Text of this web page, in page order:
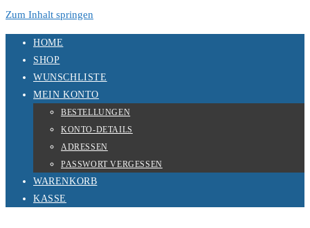
Zum Inhalt springen
HOME
SHOP
WUNSCHLISTE
MEIN KONTO
BESTELLUNGEN
KONTO-DETAILS
ADRESSEN
PASSWORT VERGESSEN
WARENKORB
KASSE